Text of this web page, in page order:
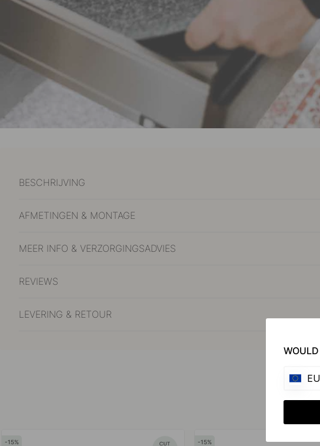
BESCHRIJVING
AFMETINGEN & MONTAGE
MEER INFO & VERZORGINGSADVIES
REVIEWS
LEVERING & RETOUR
15 15
EU